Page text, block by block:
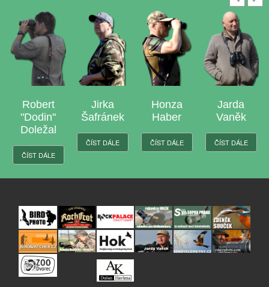
Robert
"Dodin"
Doležal
ČÍST DÁLE
Jirka
Šafránek
ČÍST DÁLE
Honza
Haber
ČÍST DÁLE
Jarda
Vaněk
ČÍST DÁLE